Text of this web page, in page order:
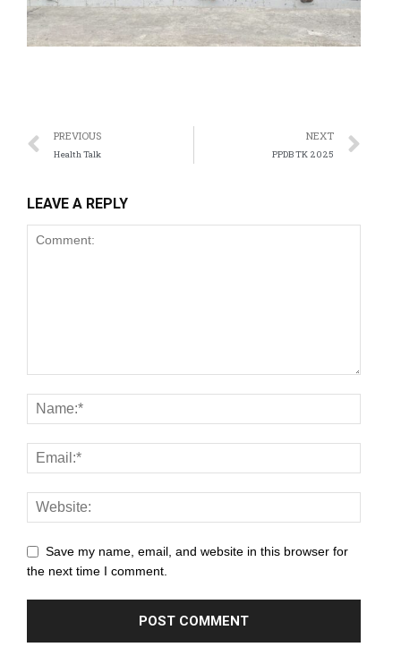
PREVIOUS
Health Talk
NEXT
PPDB TK 2025
LEAVE A REPLY
Save my name, email, and website in this browser for
the next time I comment.